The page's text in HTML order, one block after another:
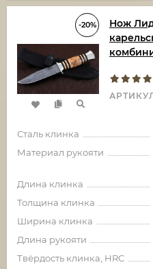
-20%
Нож
Сталь клинка
Материал рукояти
Длина клинка
Толщина клинка
Ширина клинка
Длина рукояти
Твёрдость клинка, HRC